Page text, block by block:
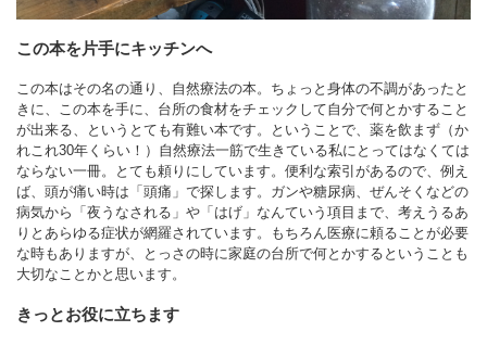
この本を片手にキッチンへ
この本はその名の通り、自然療法の本。ちょっと身体の不調があったと
きに、この本を手に、台所の食材をチェックして自分で何とかすること
が出来る、というとても有難い本です。ということで、薬を飲まず（か
れこれ30年くらい！）自然療法一筋で生きている私にとってはなくては
ならない一冊。とても頼りにしています。便利な索引があるので、例え
ば、頭が痛い時は「頭痛」で探します。ガンや糖尿病、ぜんそくなどの
病気から「夜うなされる」や「はげ」なんていう項目まで、考えうるあ
りとあらゆる症状が網羅されています。もちろん医療に頼ることが必要
な時もありますが、とっさの時に家庭の台所で何とかするということも
大切なことかと思います。
きっとお役に立ちます